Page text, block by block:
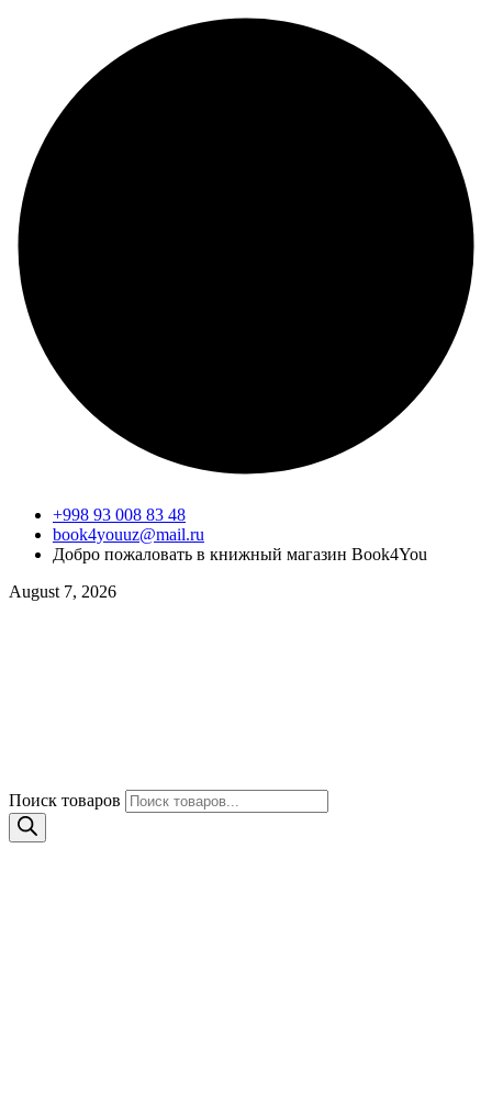
+998 93 008 83 48
book4youuz@mail.ru
Добро пожаловать в книжный магазин Book4You
August 7, 2026
Поиск товаров